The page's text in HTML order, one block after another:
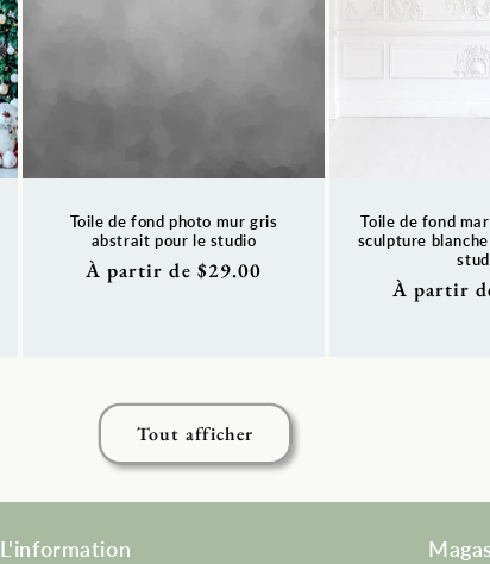
Toile de fond photo mur gris
abstrait pour le studio
Prix
À partir de $29.00
Toile de fond
sculpture
Prix
À partir
Tout afficher
L'information